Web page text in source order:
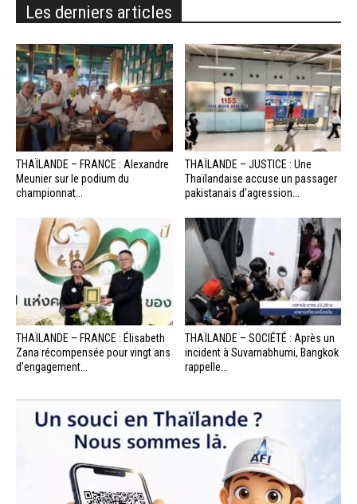
Les derniers articles
THAÏLANDE – FRANCE : Alexandre
Meunier sur le podium du
championnat...
THAÏLANDE – JUSTICE : Une
Thaïlandaise accuse un passager
pakistanais d’agression...
THAÏLANDE – FRANCE : Élisabeth
Zana récompensée pour vingt ans
d’engagement...
THAÏLANDE – SOCIÉTÉ : Après un
incident à Suvarnabhumi, Bangkok
rappelle...